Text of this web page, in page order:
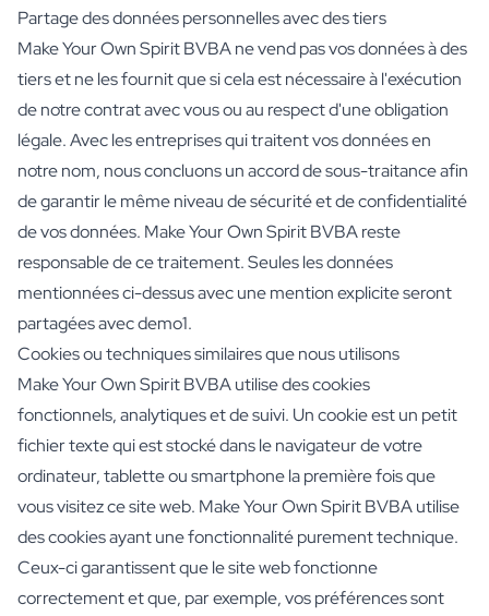
Occasions tout au long de l'année
Cadeau d'anniversaire
Cadeau d'amour
Cadeau de Fête
Cadeau Housewarming
Cadeau de Deuil
Cadeau Jubilée
Cadeau d'adieu
Cadeau Black Friday
Cadeau Fête des Mères
Cadeau Fête des Pères
Cadeau Jour de la Secrétaire
Cadeau de noël
Cadeau de Nouvel An
Cadeau Saint-Valentin
Naissance
Cadeau Demande Marraine
Cadeau Demande Parrain
Cadeau Gender Reveal
Cadeau de Maternité
Sucre de Baptême Original
Partage des données personnelles avec des tiers
Make Your Own Spirit BVBA ne vend pas vos données à des
tiers et ne les fournit que si cela est nécessaire à l'exécution
de notre contrat avec vous ou au respect d'une obligation
légale. Avec les entreprises qui traitent vos données en
notre nom, nous concluons un accord de sous-traitance afin
de garantir le même niveau de sécurité et de confidentialité
de vos données. Make Your Own Spirit BVBA reste
responsable de ce traitement. Seules les données
mentionnées ci-dessus avec une mention explicite seront
partagées avec demo1.
Cookies ou techniques similaires que nous utilisons
Make Your Own Spirit BVBA utilise des cookies
fonctionnels, analytiques et de suivi. Un cookie est un petit
fichier texte qui est stocké dans le navigateur de votre
ordinateur, tablette ou smartphone la première fois que
vous visitez ce site web. Make Your Own Spirit BVBA utilise
des cookies ayant une fonctionnalité purement technique.
Ceux-ci garantissent que le site web fonctionne
correctement et que, par exemple, vos préférences sont